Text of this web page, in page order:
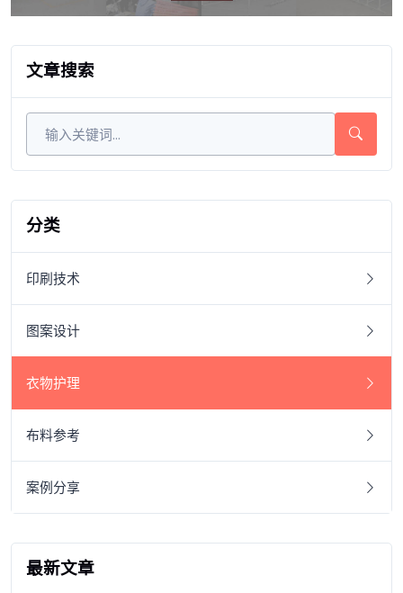
文章搜索
分类
印刷技术
图案设计
衣物护理
布料参考
案例分享
最新文章